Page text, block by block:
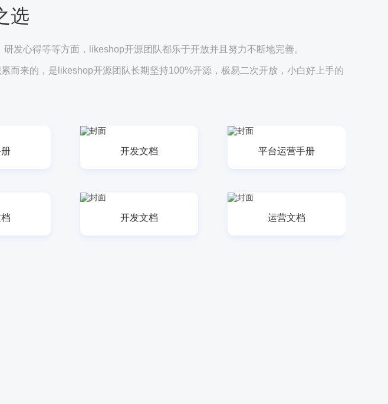
选
发心得等等方面，likeshop开源团队都乐于开放并且努力不断地完善。
而来的，是likeshop开源团队长期坚持100%开源，极易二次开放，小白好上手的
开发文档 平台运营手册
开发文档 运营文档